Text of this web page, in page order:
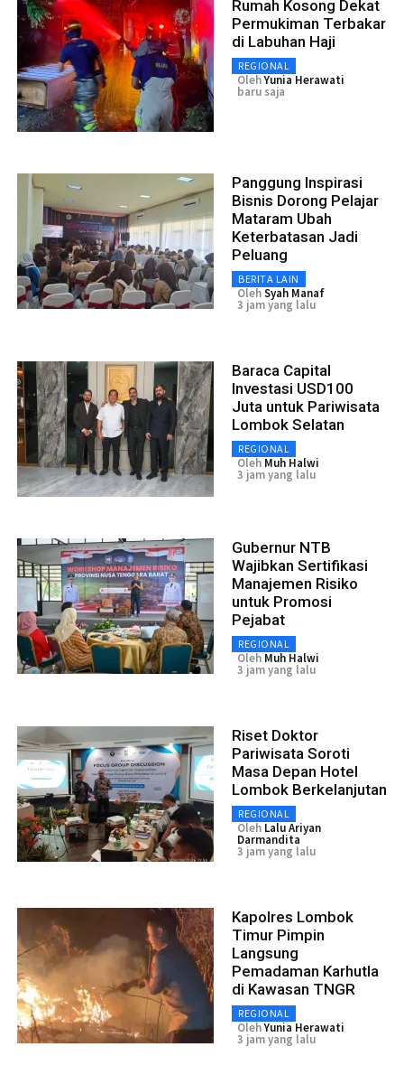
Rumah Kosong Dekat
Permukiman Terbakar
di Labuhan Haji
REGIONAL
OlehYunia Herawati
baru saja
Panggung Inspirasi
Bisnis Dorong Pelajar
Mataram Ubah
Keterbatasan Jadi
Peluang
BERITA LAIN
OlehSyah Manaf
3 jam yang lalu
Baraca Capital
Investasi USD100
Juta untuk Pariwisata
Lombok Selatan
REGIONAL
Oleh Muh Halwi
3 jam yang lalu
Gubernur NTB
Wajibkan Sertifikasi
Manajemen Risiko
untuk Promosi
Pejabat
REGIONAL
Oleh Muh Halwi
3 jam yang lalu
Riset Doktor
Pariwisata Soroti
Masa Depan Hotel
Lombok Berkelanjutan
REGIONAL
Oleh Lalu Ariyan
Darmandita
3 jam yang lalu
Kapolres Lombok
Timur Pimpin
Langsung
Pemadaman Karhutla
di Kawasan TNGR
REGIONAL
OlehYunia Herawati
3 jam yang lalu